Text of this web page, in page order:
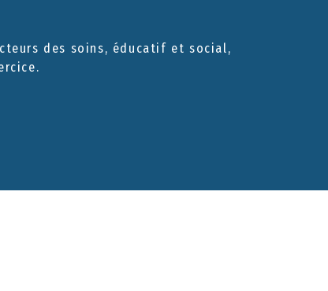
des soins, éducatif et social,